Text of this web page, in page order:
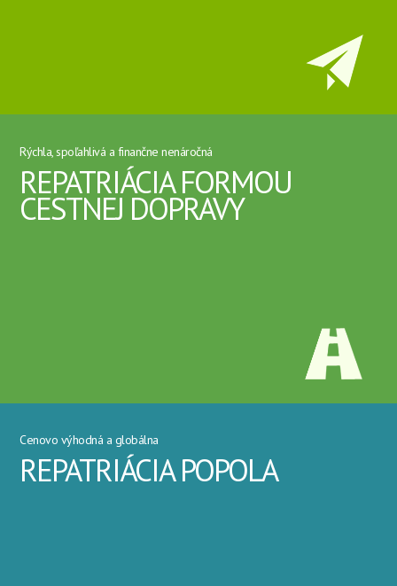
Rýchla, spoľahlivá a finančne nenáročná
REPATRIÁCIA FORMOU
CESTNEJ DOPRAVY
Cenovo výhodná a globálna
REPATRIÁCIA POPOLA